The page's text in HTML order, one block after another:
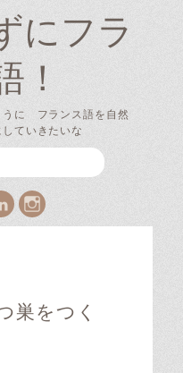
にフラ
！
うに フランス語を自然
ていきたいな
LinkedIn
Instagram
巣をつく